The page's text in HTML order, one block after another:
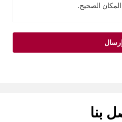
الصحيح.
بنا